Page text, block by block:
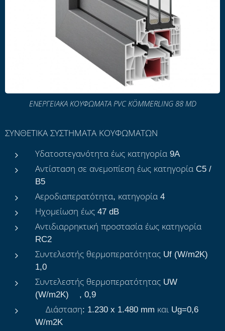
ΕΝΕΡΓΕΙΑΚΑ ΚΟΥΦΩΜΑΤΑ PVC KÖMMERLING 88 MD
ΣΥΝΘΕΤΙΚΑ ΣΥΣΤΗΜΑΤΑ ΚΟΥΦΩΜΑΤΩΝ
Υδατοστεγανότητα έως κατηγορία 9A
Αντίσταση σε ανεμοπίεση έως κατηγορία C5 /
B5
Αεροδιαπερατότητα, κατηγορία 4
Ηχομείωση έως 47 dB
Αντιδιαρρηκτική προστασία έως κατηγορία
RC2
Συντελεστής θερμοπερατότητας Uf (W/m2K)
1,0
Συντελεστής θερμοπερατότητας UW
(W/m2K)*, 0,9
*Διάσταση: 1.230 x 1.480 mm και Ug=0,6
W/m2K